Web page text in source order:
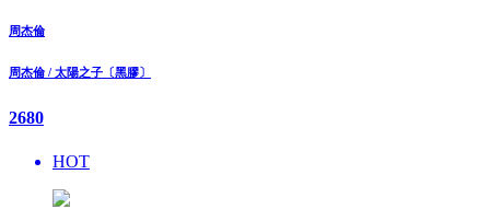
周杰倫
周杰倫 / 太陽之子〔黑膠〕
2680
HOT